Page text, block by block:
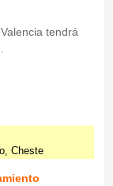
tendrá
Cheste